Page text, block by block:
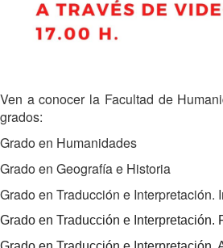
Ven a conocer la Facultad de
grados:
Grado en Humanidades
Grado en Geografía e Historia
Grado en Traducción e Interpretación.
Grado en Traducción e Interpretación.